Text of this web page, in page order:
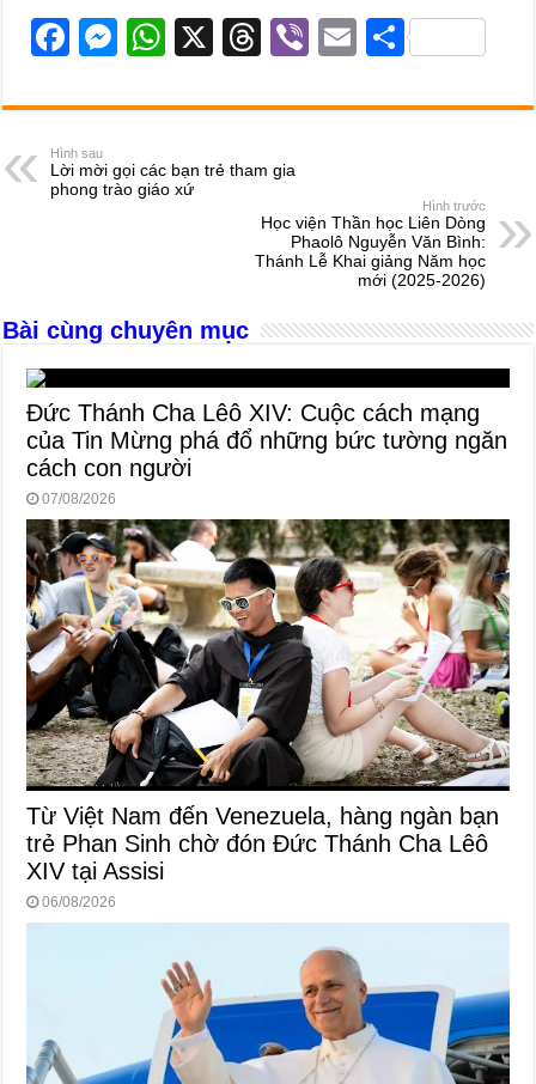
F
c
e
b
M
ss
n
W
at
A
X
T
e
d
s
Vi
er
E
ail
S
ar
Hình sau
Lời mời gọi các bạn trẻ tham gia
phong trào giáo xứ
Hình trước
Học viện Thần học Liên Dòng
Phaolô Nguyễn Văn Bình:
Thánh Lễ Khai giảng Năm học
mới (2025-2026)
Bài cùng chuyên mục
Đức Thánh Cha Lêô XIV: Cuộc cách mạng
của Tin Mừng phá đổ những bức tường ngăn
cách con người
07/08/2026
Từ Việt Nam đến Venezuela, hàng ngàn bạn
trẻ Phan Sinh chờ đón Đức Thánh Cha Lêô
XIV tại Assisi
06/08/2026